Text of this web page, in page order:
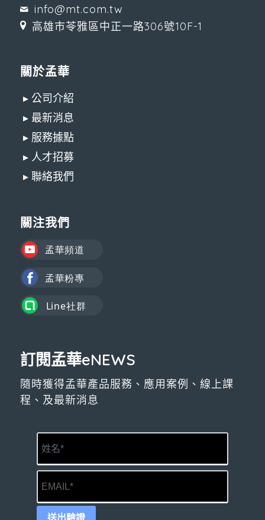
info@mt.com.tw
高雄市苓雅區中正一路306號10F-1
關於孟華
▸ 公司介紹
▸ 最新消息
▸ 服務據點
▸ 人才招募
▸ 聯絡我們
關注我們
訂閱孟華eNEWS
隨時獲得孟華產品服務、應用案例、線上課
程、及最新消息
送出驗證